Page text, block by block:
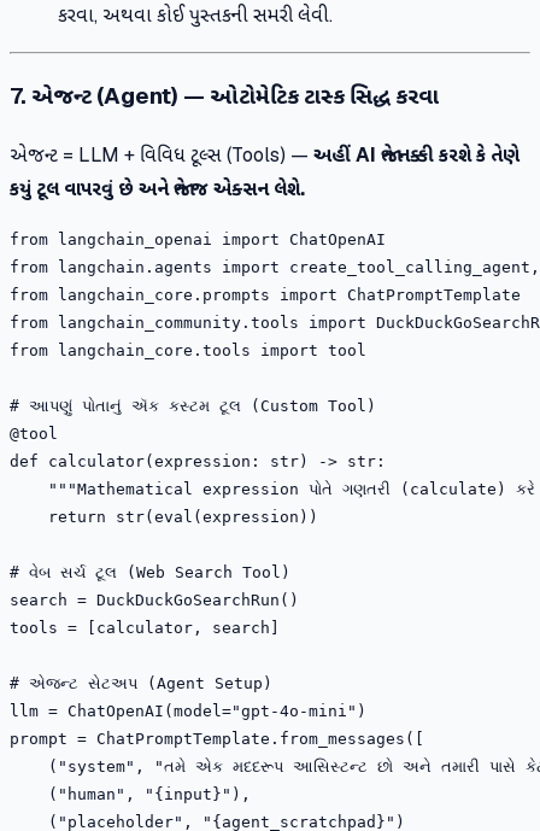
કરવા, અથવા કોઈ પુસ્તકની સમરી લેવી.
7. એજન્ટ (Agent) — ઓટોમેટિક ટાસ્ક સિદ્ધ કરવા
એજન્ટ = LLM + વિવિધ ટૂલ્સ (Tools) — અહીં AI જાતે નક્કી કરશે કે તેણે
કયું ટૂલ વાપરવું છે અને જાતે જ એક્સન લેશે.
from langchain_openai import ChatOpenAI
from langchain.agents import create_tool_calling_agent,
from langchain_core.prompts import ChatPromptTemplate
from langchain_community.tools import
from langchain_core.tools import tool
# આપણું પોતાનું ઍક કસ્ટમ ટૂલ (Custom Tool)
@tool
def calculator(expression: str) -> str:
"""Mathematical expression પોતે ગણતરી (calculate)
    return str(eval(expression))
# વેબ સર્ચ ટૂલ (Web Search Tool)
search = DuckDuckGoSearchRun()
tools = [calculator, search]
# એજન્ટ સેટઅપ (Agent Setup)
llm = ChatOpenAI(model="gpt-4o-mini")
prompt = ChatPromptTemplate.from_messages([
("system", "તમે એક મદદરૂપ આસિસ્ટન્ટ છો અને તમારી પાસે
    ("human", "{input}"),
    ("placeholder", "{agent_scratchpad}")